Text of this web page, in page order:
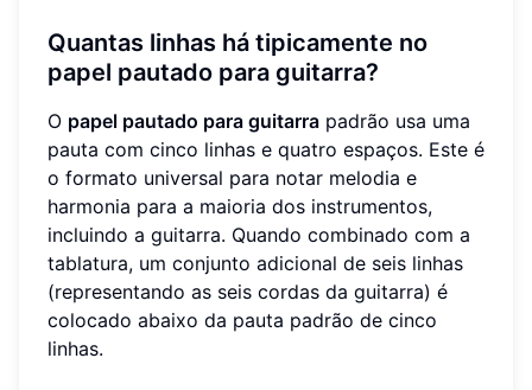
Quantas linhas há tipicamente no
papel pautado para guitarra?
O papel pautado para guitarra padrão usa uma
pauta com cinco linhas e quatro espaços. Este é
o formato universal para notar melodia e
harmonia para a maioria dos instrumentos,
incluindo a guitarra. Quando combinado com a
tablatura, um conjunto adicional de seis linhas
(representando as seis cordas da guitarra) é
colocado abaixo da pauta padrão de cinco
linhas.